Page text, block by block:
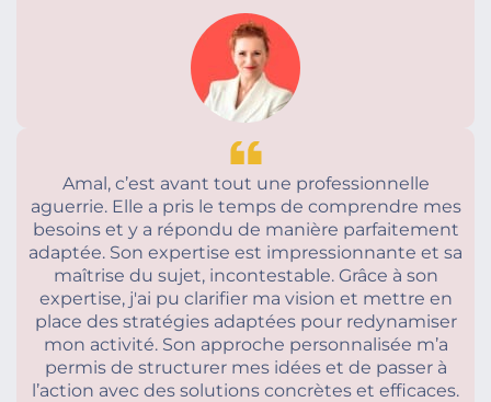
Amal, c’est avant tout une professionnelle
aguerrie. Elle a pris le temps de comprendre mes
besoins et y a répondu de manière parfaitement
adaptée. Son expertise est impressionnante et sa
maîtrise du sujet, incontestable. Grâce à son
expertise, j'ai pu clarifier ma vision et mettre en
place des stratégies adaptées pour redynamiser
mon activité. Son approche personnalisée m’a
permis de structurer mes idées et de passer à
l’action avec des solutions concrètes et efficaces.